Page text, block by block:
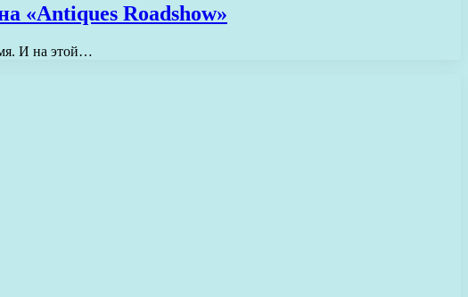
«Antiques Roadshow»
И на этой…